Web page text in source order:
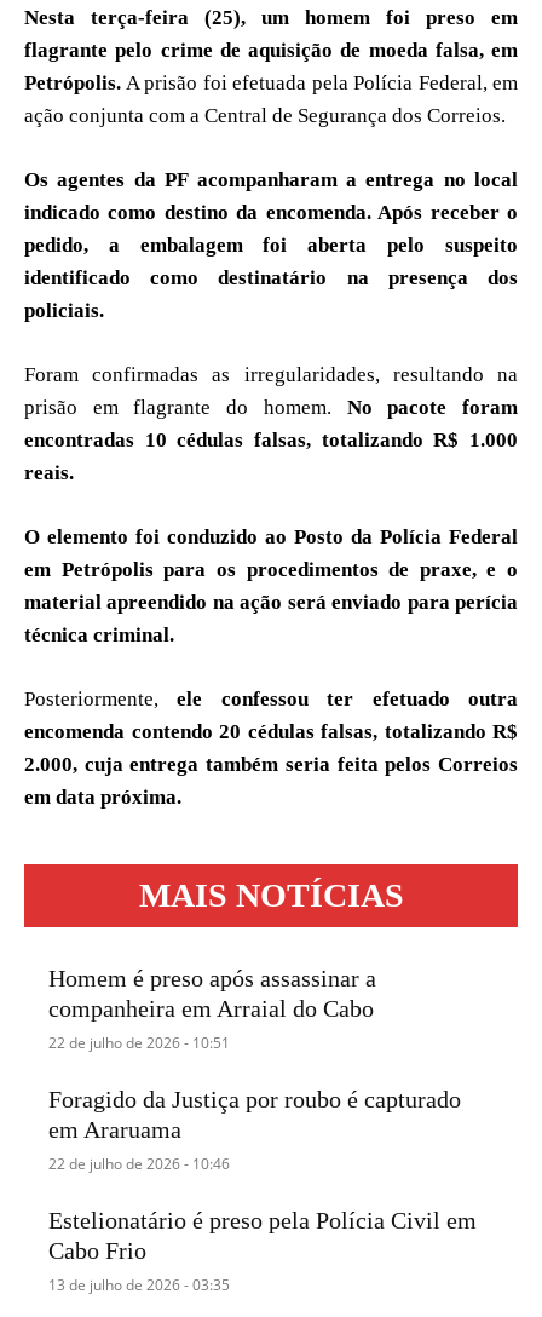
Nesta terça-feira (25), um homem foi preso em
flagrante pelo crime de aquisição de moeda falsa, em
Petrópolis. A prisão foi efetuada pela Polícia Federal, em
ação conjunta com a Central de Segurança dos Correios.
Os agentes da PF acompanharam a entrega no local
indicado como destino da encomenda. Após receber o
pedido, a embalagem foi aberta pelo suspeito
identificado como destinatário na presença dos
policiais.
Foram confirmadas as irregularidades, resultando na
prisão em flagrante do homem. No pacote foram
encontradas 10 cédulas falsas, totalizando R$ 1.000
reais.
O elemento foi conduzido ao Posto da Polícia Federal
em Petrópolis para os procedimentos de praxe, e o
material apreendido na ação será enviado para perícia
técnica criminal.
Posteriormente,ele confessou ter efetuado outra
encomenda contendo 20 cédulas falsas, totalizando R$
2.000, cuja entrega também seria feita pelos Correios
em data próxima.
MAIS NOTÍCIAS
Homem é preso após assassinar a
companheira em Arraial do Cabo
22 de julho de 2026 - 10:51
Foragido da Justiça por roubo é capturado
em Araruama
22 de julho de 2026 - 10:46
Estelionatário é preso pela Polícia Civil em
Cabo Frio
13 de julho de 2026 - 03:35